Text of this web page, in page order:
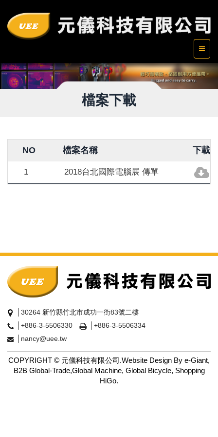
檔案下載
NO 檔案名稱 下載
1 2018台北國際電腦展 傳單
│30264 新竹縣竹北市成功一街83號二樓
│+886-3-5506330
│+886-3-5506334
│nancy@uee.tw
COPYRIGHT © 元儀科技有限公司.Website Design By e-Giant,
B2B Global-Trade,Global Machine, Global Bicycle, Shopping
HiGo.